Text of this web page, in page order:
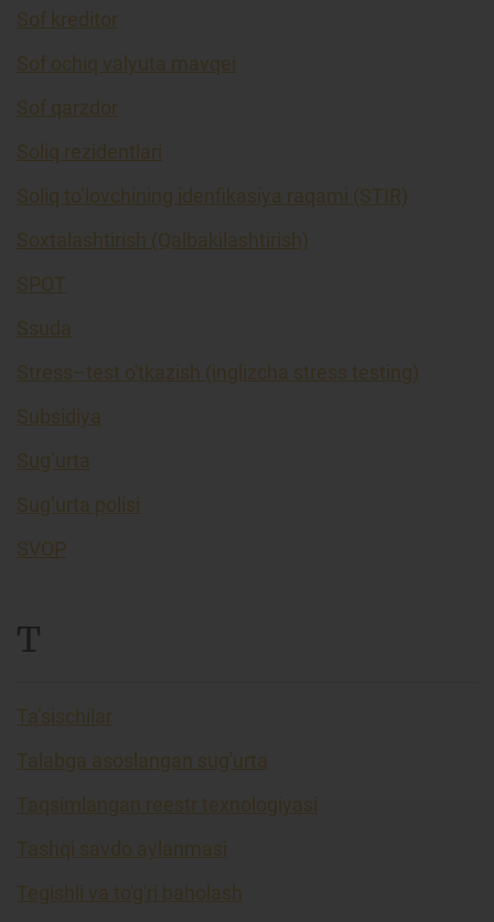
Sof kreditor
Sof ochiq valyuta mavqei
Sof qarzdor
Soliq rezidentlari
Soliq to’lovchining idenfikasiya raqami (STIR)
Soxtalashtirish (Qalbakilashtirish)
SPOT
Ssuda
Stress–test o'tkazish (inglizcha stress testing)
Subsidiya
Sug’urta
Sug’urta polisi
SVOP
T
Ta’sischilar
Talabga asoslangan sug'urta
Taqsimlangan reestr texnologiyasi
Tashqi savdo aylanmasi
Tegishli va to'g'ri baholash